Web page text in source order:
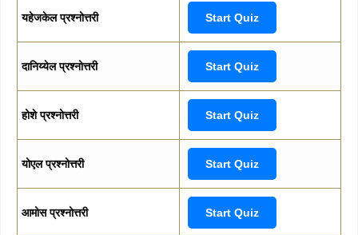
यहेजकेल प्रश्नोत्तरी Start Quiz
दानिय्येल प्रश्नोत्तरी Start Quiz
होशे प्रश्नोत्तरी Start Quiz
योएल प्रश्नोत्तरी Start Quiz
आमोस प्रश्नोत्तरी Start Quiz